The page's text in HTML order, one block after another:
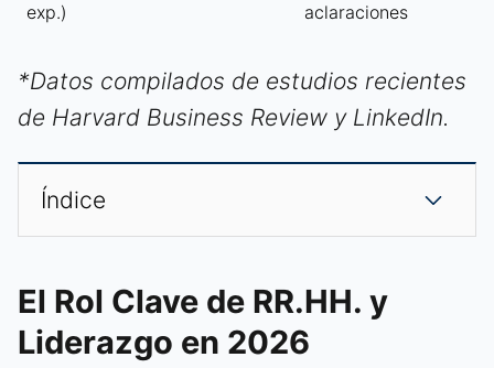
exp.)
aclaraciones
*Datos compilados de estudios recientes
de Harvard Business Review y LinkedIn.
Índice
El Rol Clave de RR.HH. y
Liderazgo en 2026